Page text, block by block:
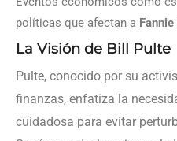
políticas que afectan a
La Visión de Bill Pulte
Pulte, conocido por su
finanzas, enfatiza la
cuidadosa para evitar